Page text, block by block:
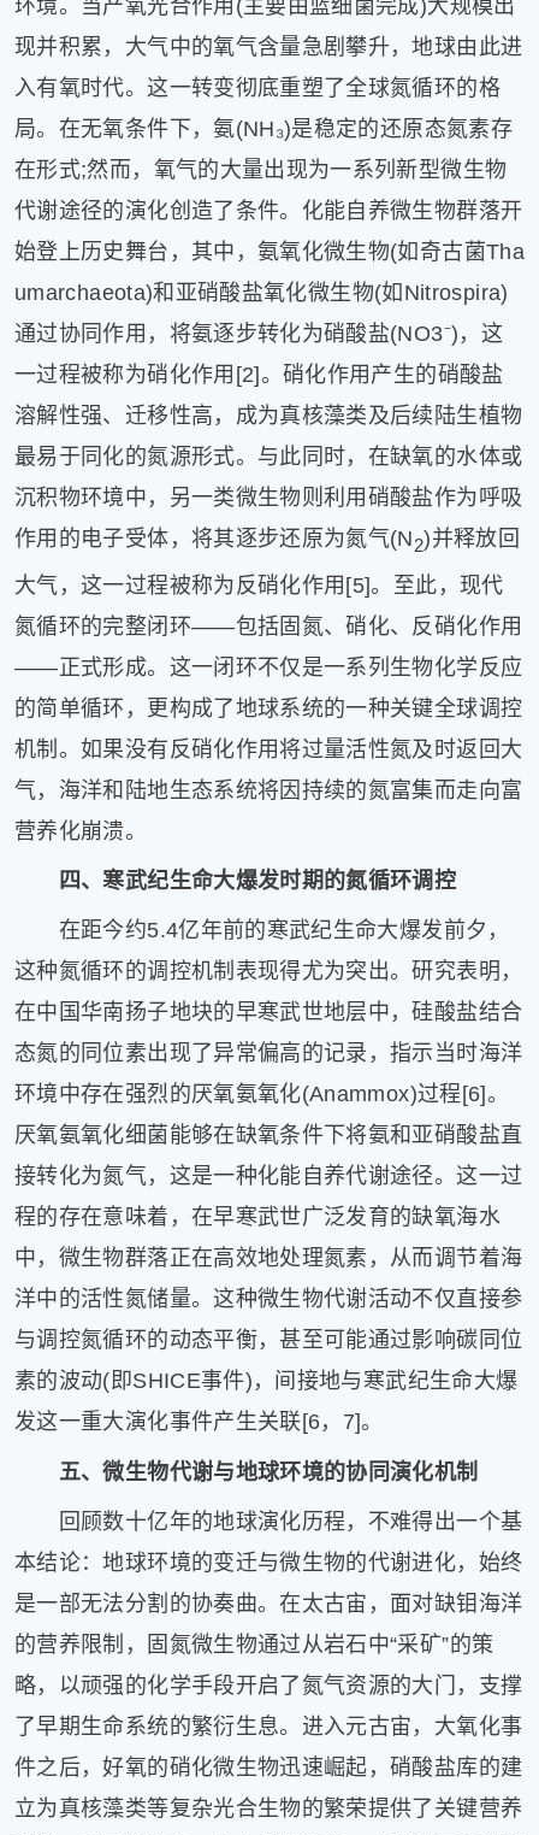
环境。当产氧光合作用(主要由蓝细菌完成)大规模出
现并积累，大气中的氧气含量急剧攀升，地球由此进
入有氧时代。这一转变彻底重塑了全球氮循环的格
局。在无氧条件下，氨(NH₃)是稳定的还原态氮素存
在形式;然而，氧气的大量出现为一系列新型微生物
代谢途径的演化创造了条件。化能自养微生物群落开
始登上历史舞台，其中，氨氧化微生物(如奇古菌Tha
umarchaeota)和亚硝酸盐氧化微生物(如Nitrospira)
通过协同作用，将氨逐步转化为硝酸盐(NO3⁻)，这
一过程被称为硝化作用[2]。硝化作用产生的硝酸盐
溶解性强、迁移性高，成为真核藻类及后续陆生植物
最易于同化的氮源形式。与此同时，在缺氧的水体或
沉积物环境中，另一类微生物则利用硝酸盐作为呼吸
作用的电子受体，将其逐步还原为氮气(N2)并释放回
大气，这一过程被称为反硝化作用[5]。至此，现代
氮循环的完整闭环——包括固氮、硝化、反硝化作用
——正式形成。这一闭环不仅是一系列生物化学反应
的简单循环，更构成了地球系统的一种关键全球调控
机制。如果没有反硝化作用将过量活性氮及时返回大
气，海洋和陆地生态系统将因持续的氮富集而走向富
营养化崩溃。
四、寒武纪生命大爆发时期的氮循环调控
在距今约5.4亿年前的寒武纪生命大爆发前夕，
这种氮循环的调控机制表现得尤为突出。研究表明，
在中国华南扬子地块的早寒武世地层中，硅酸盐结合
态氮的同位素出现了异常偏高的记录，指示当时海洋
环境中存在强烈的厌氧氨氧化(Anammox)过程[6]。
厌氧氨氧化细菌能够在缺氧条件下将氨和亚硝酸盐直
接转化为氮气，这是一种化能自养代谢途径。这一过
程的存在意味着，在早寒武世广泛发育的缺氧海水
中，微生物群落正在高效地处理氮素，从而调节着海
洋中的活性氮储量。这种微生物代谢活动不仅直接参
与调控氮循环的动态平衡，甚至可能通过影响碳同位
素的波动(即SHICE事件)，间接地与寒武纪生命大爆
发这一重大演化事件产生关联[6，7]。
五、微生物代谢与地球环境的协同演化机制
回顾数十亿年的地球演化历程，不难得出一个基
本结论：地球环境的变迁与微生物的代谢进化，始终
是一部无法分割的协奏曲。在太古宙，面对缺钼海洋
的营养限制，固氮微生物通过从岩石中“采矿”的策
略，以顽强的化学手段开启了氮气资源的大门，支撑
了早期生命系统的繁衍生息。进入元古宙，大氧化事
件之后，好氧的硝化微生物迅速崛起，硝酸盐库的建
立为真核藻类等复杂光合生物的繁荣提供了关键营养